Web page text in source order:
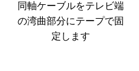
同軸ケーブルをテレビ端
の湾曲部分にテープで固
定します